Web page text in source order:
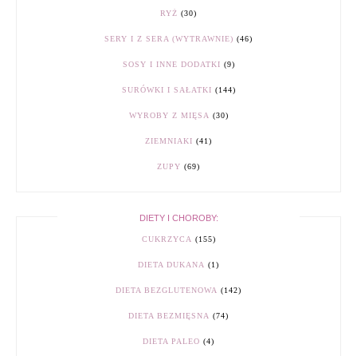
RYŻ (30)
SERY I Z SERA (WYTRAWNIE) (46)
SOSY I INNE DODATKI (9)
SURÓWKI I SAŁATKI (144)
WYROBY Z MIĘSA (30)
ZIEMNIAKI (41)
ZUPY (69)
DIETY I CHOROBY:
CUKRZYCA (155)
DIETA DUKANA (1)
DIETA BEZGLUTENOWA (142)
DIETA BEZMIĘSNA (74)
DIETA PALEO (4)